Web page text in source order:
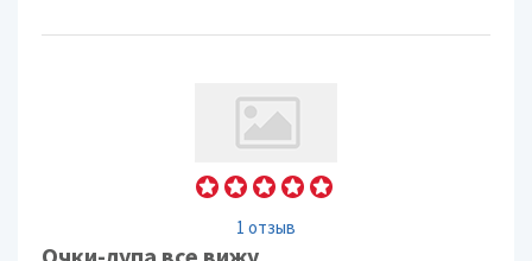
1 отзыв